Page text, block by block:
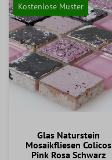
Kostenlose Muster
Glas Naturstein
Mosaikfliesen Colicos
Pink Rosa Schwarz